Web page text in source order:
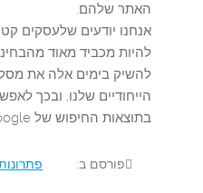
האתר שלהם.
אנחנו יודעים שלעסקים
להיות מכביד מאוד
להשיק בימים אלה את
הייחודיים שלנו, ובכך
בתוצאות החיפוש של google.
פורסם ב: